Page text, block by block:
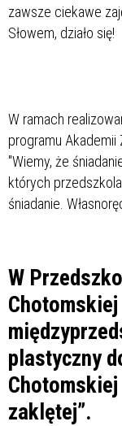
zawsze ciekawe
Słowem, działo się!
W ramach
programu
"Wiemy, że
których
śniadanie.
W
plastyczny
zaklętej”.